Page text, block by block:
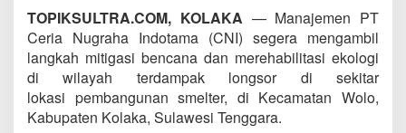
TOPIKSULTRA.COM, KOLAKA — Manajemen PT
Ceria Nugraha Indotama (CNI) segera mengambil
langkah mitigasi bencana dan merehabilitasi ekologi
di wilayah terdampak longsor di sekitar
lokasi pembangunan smelter, di Kecamatan Wolo,
Kabupaten Kolaka, Sulawesi Tenggara.